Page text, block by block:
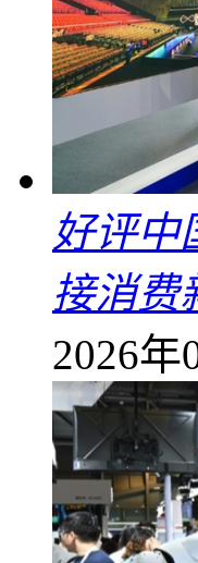
好评中
接消费
2026年